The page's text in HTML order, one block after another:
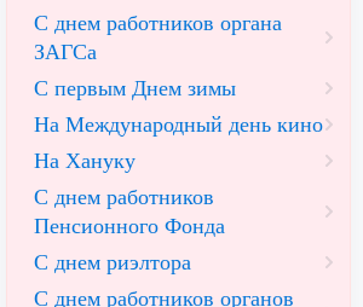
С днем работников органа
ЗАГСа
С первым Днем зимы
На Международный день кино
На Хануку
С днем работников
Пенсионного Фонда
С днем риэлтора
С днем работников органов